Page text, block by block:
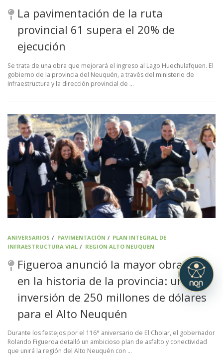
La pavimentación de la ruta
provincial 61 supera el 20% de
ejecución
Se trata de una obra que mejorará el ingreso al Lago Huechulafquen. El
gobierno de la provincia del Neuquén, a través del ministerio de
Infraestructura y la dirección provincial de …
ANIVERSARIOS / PAVIMENTACIÓN / PLAN INTEGRAL DE
INFRAESTRUCTURA VIAL / REGION ALTO NEUQUEN
Figueroa anunció la mayor obra vial
en la historia de la provincia: una
inversión de 250 millones de dólares
para el Alto Neuquén
Durante los festejos por el 116° aniversario de El Cholar, el gobernador
Rolando Figueroa detalló un ambicioso plan de asfalto y conectividad
que unirá la región del Alto Neuquén con …